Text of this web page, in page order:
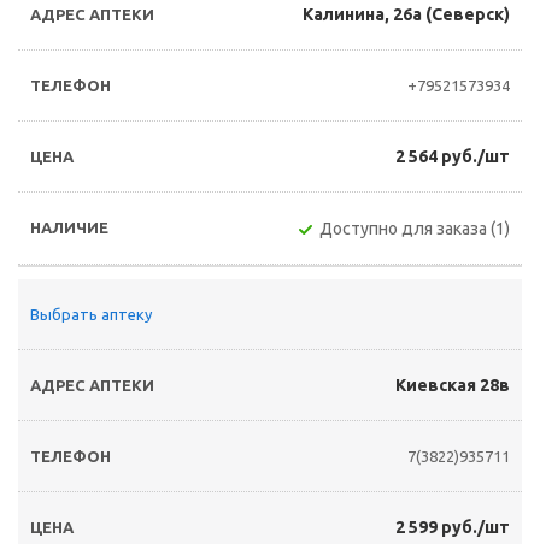
Калинина, 26а (Северск)
+79521573934
2 564 руб./шт
Доступно для заказа (1)
Выбрать аптеку
Киевская 28в
7(3822)935711
2 599 руб./шт